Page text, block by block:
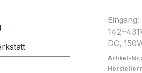
Eingang:
DC,
+90°C
Artikel-Nr.: